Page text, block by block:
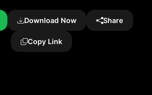
Download Now Share
Copy Link